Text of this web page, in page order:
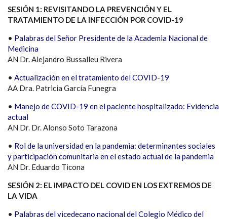
SESIÓN 1: REVISITANDO LA PREVENCIÓN Y EL
TRATAMIENTO DE LA INFECCIÓN POR COVID-19
• Palabras del Señor Presidente de la Academia Nacional de
Medicina
AN Dr. Alejandro Bussalleu Rivera
• Actualización en el tratamiento del COVID-19
AA Dra. Patricia García Funegra
• Manejo de COVID-19 en el paciente hospitalizado: Evidencia
actual
AN Dr. Dr. Alonso Soto Tarazona
• Rol de la universidad en la pandemia: determinantes sociales
y participación comunitaria en el estado actual de la pandemia
AN Dr. Eduardo Ticona
SESIÓN 2: EL IMPACTO DEL COVID EN LOS EXTREMOS DE
LA VIDA
• Palabras del vicedecano nacional del Colegio Médico del